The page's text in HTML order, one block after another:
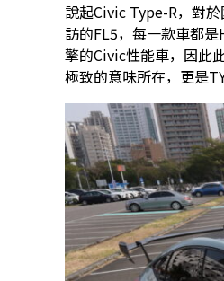
說起Civic Type-R，對
訪的FL5，每一款車都
擎的Civic性能車，因此
極致的意味所在，更是